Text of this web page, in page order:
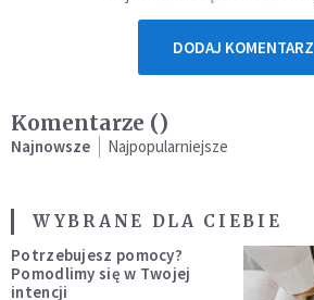
DODAJ KOMENTARZ
Komentarze ()
Najnowsze Najpopularniejsze
WYBRANE DLA CIEBIE
Potrzebujesz pomocy?
Pomodlimy się w Twojej
intencji